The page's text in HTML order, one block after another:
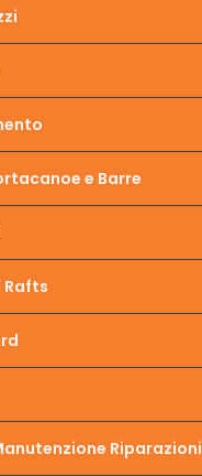
e Barre
Rafts
Riparazioni